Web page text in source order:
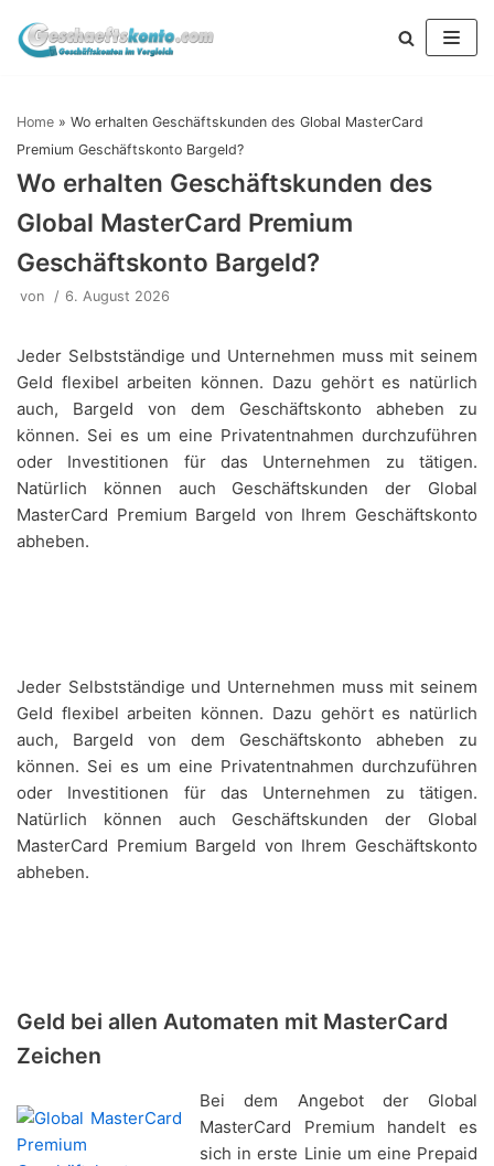
Zum
Inhalt
Home » Wo erhalten Geschäftskunden des Global MasterCard
Premium Geschäftskonto Bargeld?
Wo erhalten Geschäftskunden des
Global MasterCard Premium
Geschäftskonto Bargeld?
von 6. August 2026
Jeder Selbstständige und Unternehmen muss mit seinem
Geld flexibel arbeiten können. Dazu gehört es natürlich
auch, Bargeld von dem Geschäftskonto abheben zu
können. Sei es um eine Privatentnahmen durchzuführen
oder Investitionen für das Unternehmen zu tätigen.
Natürlich können auch Geschäftskunden der Global
MasterCard Premium Bargeld von Ihrem Geschäftskonto
abheben.
Jeder Selbstständige und Unternehmen muss mit seinem
Geld flexibel arbeiten können. Dazu gehört es natürlich
auch, Bargeld von dem Geschäftskonto abheben zu
können. Sei es um eine Privatentnahmen durchzuführen
oder Investitionen für das Unternehmen zu tätigen.
Natürlich können auch Geschäftskunden der Global
MasterCard Premium Bargeld von Ihrem Geschäftskonto
abheben.
Geld bei allen Automaten mit MasterCard
Zeichen
Bei dem Angebot der Global
MasterCard Premium handelt es
sich in erste Linie um eine Prepaid